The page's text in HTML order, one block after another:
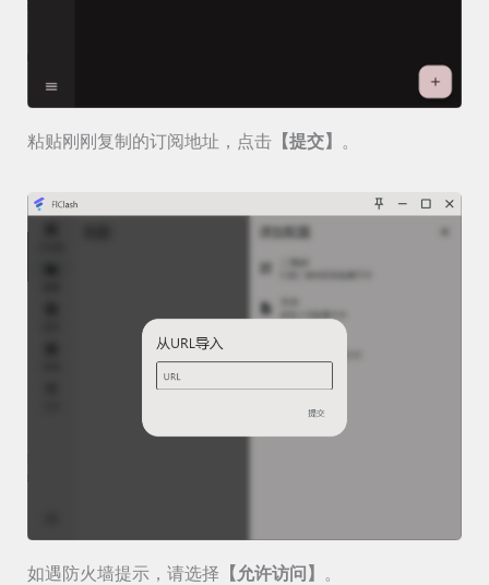
粘贴刚刚复制的订阅地址，点击 【提交】 。
如遇防火墙提示，请选择 【允许访问】 。